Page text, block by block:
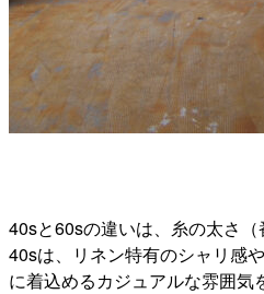
40sと60sの違いは、糸の太さ（
40sは、リネン特有のシャリ感
に着込めるカジュアルな雰囲気